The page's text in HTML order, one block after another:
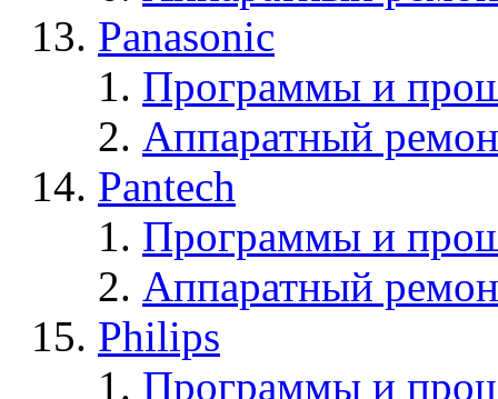
Panasonic
Программы и
Аппаратный
Pantech
Программы и
Аппаратный
Philips
Программы и